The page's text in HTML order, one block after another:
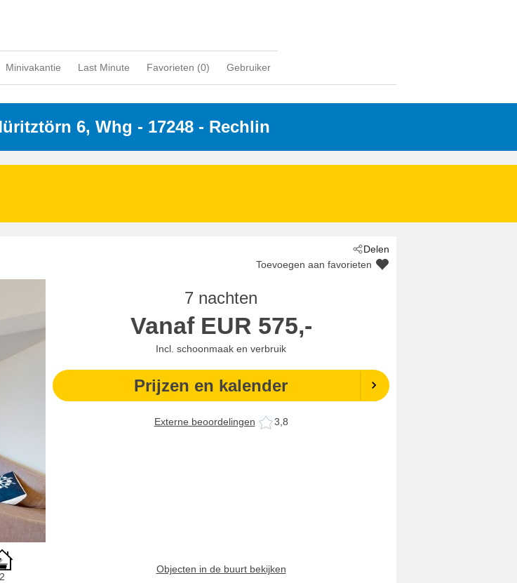
Minivakantie Last Minute Favorieten (0) Gebruiker
6, Whg
- Rechlin/Müritz
- 17248 - Rechlin
Delen
Toevoegen aan favorieten
7 nachten
Vanaf EUR 575,-
Incl. schoonmaak en verbruik
Prijzen en kalender
Externe beoordelingen 3,8
2
Objecten in de buurt bekijken